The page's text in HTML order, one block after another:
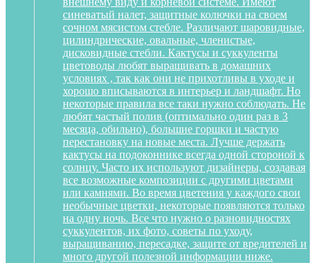
синеватый налет, защитные колючки на своем
сочном мясистом стебле. Различают шаровидные,
цилиндрические, овальные, членистые,
дисковидные стебли. Кактусы и суккуленты
цветоводы любят выращивать в домашних
условиях , так как они не прихотливы в уходе и
хорошо вписываются в интерьер и ландшафт. Но
некоторые правила все таки нужно соблюдать. Не
любят частый полив (оптимально один раз в 3
месяца, обильно), большие горшки и частую
перестановку на новые места. Лучше держать
кактусы на подоконнике всегда одной стороной к
солнцу. Часто их используют дизайнеры, создавая
все возможные композиции с другими цветами
или камнями. Во время цветения у каждого свои
необычные цветки, некоторые появляются только
на одну ночь. Все что нужно о разновидностях
суккулентов, их фото, советы по уходу,
выращиванию, пересадке, защите от вредителей и
много другой полезной информации ниже.